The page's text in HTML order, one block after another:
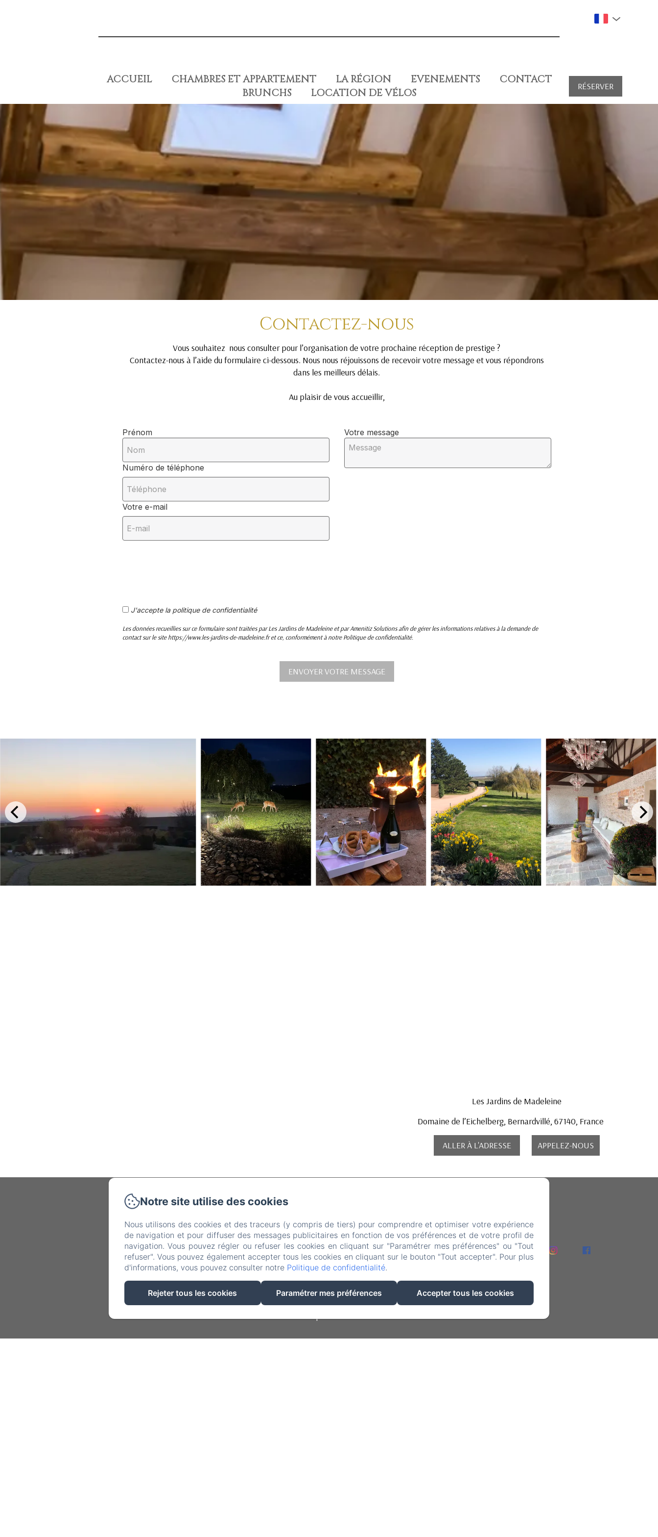
ACCUEIL CHAMBRES ET APPARTEMENT LA RÉGION EVENEMENTS
CONTACT
BRUNCHS
LOCATION DE VÉLOS
RÉSERVER
Contactez-nous
Vous souhaitez nous consulter pour l’organisation de votre prochaine réception de prestige ?
Contactez-nous à l’aide du formulaire ci-dessous. Nous nous réjouissons de recevoir votre message et vous répondrons
dans les meilleurs délais.
Au plaisir de vous accueillir,
Prénom
Numéro de téléphone
Votre e-mail
Votre message
J'accepte la politique de confidentialité
Les données recueillies sur ce formulaire sont traitées par Les Jardins de Madeleine et par Amenitiz Solutions afin de gérer les informations relatives à la demande de
contact sur le site https://www.les-jardins-de-madeleine.fr et ce, conformément à notre Politique de confidentialité.
Les Jardins de Madeleine
Domaine de l’Eichelberg, Bernardvillé, 67140, France
ALLER À L'ADRESSE APPELEZ-NOUS
contact@les-jardins-de-madeleine.com
Accueil
Chambres Et Appartement La région
Evenements
Contact
brunchs
location de vélos
EN
FR DE
NL
Notre site utilise des cookies
Nous utilisons des cookies et des traceurs (y compris de tiers) pour comprendre et optimiser votre expérience
de navigation et pour diffuser des messages publicitaires en fonction de vos préférences et de votre profil de
navigation. Vous pouvez régler ou refuser les cookies en cliquant sur "Paramétrer mes préférences" ou "Tout
refuser". Vous pouvez également accepter tous les cookies en cliquant sur le bouton "Tout accepter". Pour plus
d'informations, vous pouvez consulter notre Politique de confidentialité.
Rejeter tous les cookies Paramétrer mes préférences Accepter tous les cookies